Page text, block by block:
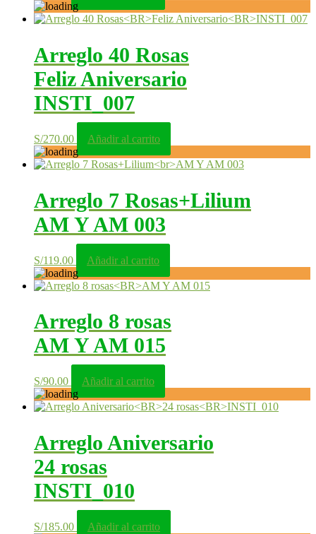
Arreglo 40 Rosas
Feliz Aniversario
INSTI_007
S/270.00 Añadir al carrito
Arreglo 7 Rosas+Lilium
AM Y AM 003
S/119.00 Añadir al carrito
Arreglo 8 rosas
AM Y AM 015
S/90.00 Añadir al carrito
Arreglo Aniversario
24 rosas
INSTI_010
S/185.00 Añadir al carrito